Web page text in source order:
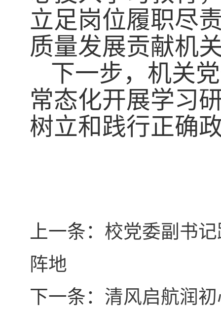
立足岗位履职尽
质量发展贡献机
下一步，机关
常态化开展学习
树立和践行正确
上一条： 校党委副书
阵地
下一条： 清风启航润